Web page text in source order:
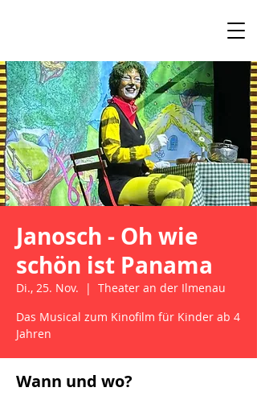
Janosch - Oh wie
schön ist Panama
Di., 25. Nov.
  |
Theater an der Ilmenau
Das Musical zum Kinofilm für Kinder ab 4
Jahren
Wann und wo?